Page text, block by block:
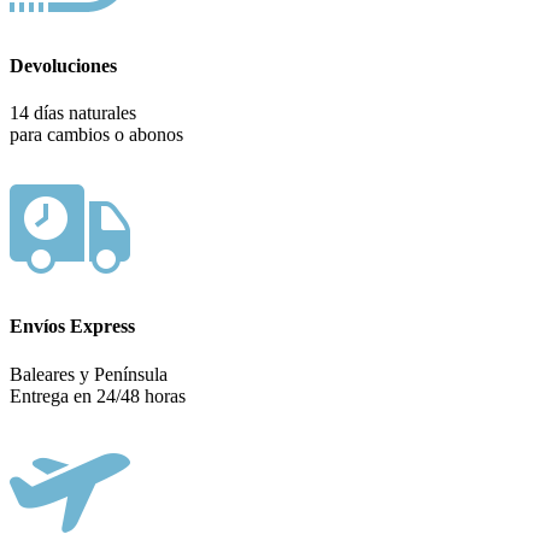
Devoluciones
14 días naturales
para cambios o abonos
Envíos Express
Baleares y Península
Entrega en 24/48 horas